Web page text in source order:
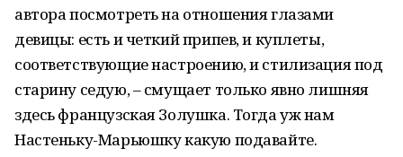
автора посмотреть на отношения глазами
девицы: есть и четкий припев, и куплеты,
соответствующие настроению, и стилизация под
старину седую, – смущает только явно лишняя
здесь французская Золушка. Тогда уж нам
Настеньку-Марьюшку какую подавайте.